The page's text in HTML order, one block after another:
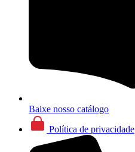
Baixe nosso catálogo
Política de privacidade